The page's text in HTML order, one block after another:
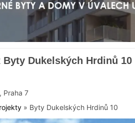
Dukelských Hrdinů 10
, Praha 7
» Byty Dukelských Hrdinů 10